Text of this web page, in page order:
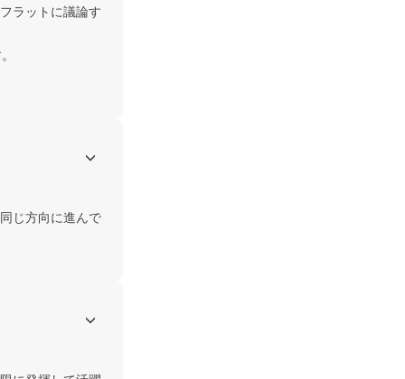
ラットに議論す
じ方向に進んで